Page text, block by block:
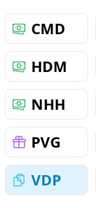
CMD
HDM
NHH
PVG
VDP